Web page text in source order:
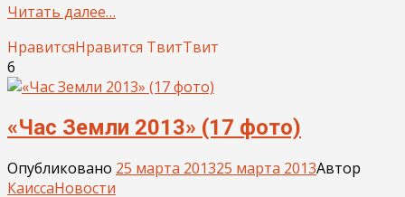
Читать далее…
НравитсяНравится ТвитТвит
6
«Час Земли 2013» (17 фото)
Опубликовано 25 марта 201325 марта 2013Автор
КаиссаНовости